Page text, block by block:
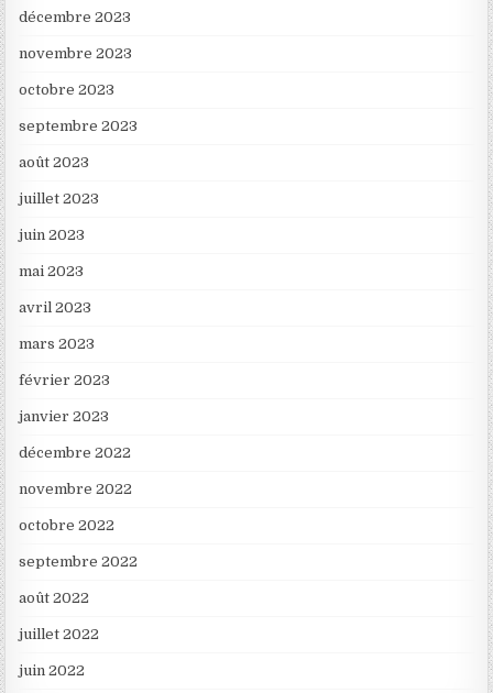
décembre 2023
novembre 2023
octobre 2023
septembre 2023
août 2023
juillet 2023
juin 2023
mai 2023
avril 2023
mars 2023
février 2023
janvier 2023
décembre 2022
novembre 2022
octobre 2022
septembre 2022
août 2022
juillet 2022
juin 2022